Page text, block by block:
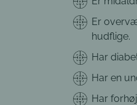
Er
hudflige.
Har
Har en
Har